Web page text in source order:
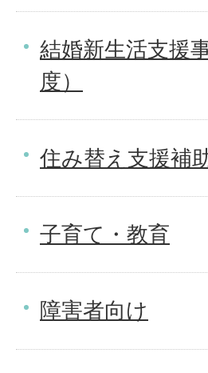
結婚新生活支援
度）
住み替え支援補
子育て・教育
障害者向け